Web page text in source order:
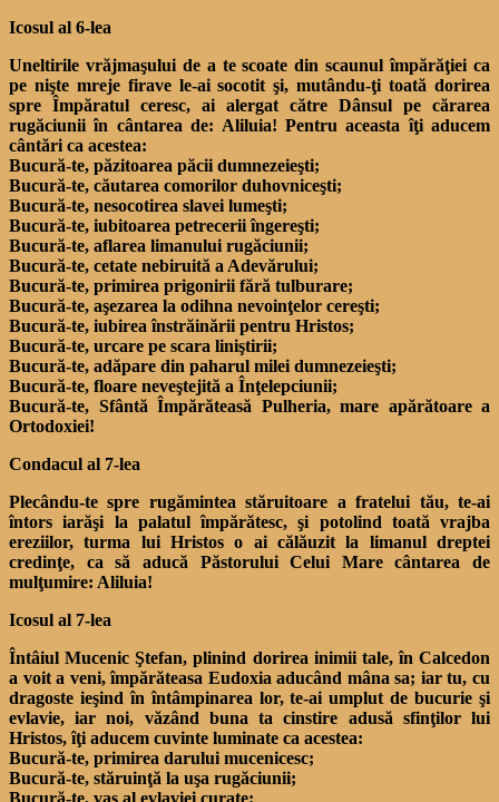
Icosul al 6-lea
Uneltirile vrăjmaşului de a te scoate din scaunul împărăţiei ca
pe nişte mreje firave le-ai socotit şi, mutându-ţi toată dorirea
spre Împăratul ceresc, ai alergat către Dânsul pe cărarea
rugăciunii în cântarea de: Aliluia! Pentru aceasta îţi aducem
cântări ca acestea:
Bucură-te, păzitoarea păcii dumnezeieşti;
Bucură-te, căutarea comorilor duhovniceşti;
Bucură-te, nesocotirea slavei lumeşti;
Bucură-te, iubitoarea petrecerii îngereşti;
Bucură-te, aflarea limanului rugăciunii;
Bucură-te, cetate nebiruită a Adevărului;
Bucură-te, primirea prigonirii fără tulburare;
Bucură-te, aşezarea la odihna nevoinţelor cereşti;
Bucură-te, iubirea înstrăinării pentru Hristos;
Bucură-te, urcare pe scara liniştirii;
Bucură-te, adăpare din paharul milei dumnezeieşti;
Bucură-te, floare neveştejită a Înţelepciunii;
Bucură-te, Sfântă Împărăteasă Pulheria, mare apărătoare a
Ortodoxiei!
Condacul al 7-lea
Plecându-te spre rugămintea stăruitoare a fratelui tău, te-ai
întors iarăşi la palatul împărătesc, şi potolind toată vrajba
ereziilor, turma lui Hristos o ai călăuzit la limanul dreptei
credinţe, ca să aducă Păstorului Celui Mare cântarea de
mulţumire: Aliluia!
Icosul al 7-lea
Întâiul Mucenic Ştefan, plinind dorirea inimii tale, în Calcedon
a voit a veni, împărăteasa Eudoxia aducând mâna sa; iar tu, cu
dragoste ieşind în întâmpinarea lor, te-ai umplut de bucurie şi
evlavie, iar noi, văzând buna ta cinstire adusă sfinţilor lui
Hristos, îţi aducem cuvinte luminate ca acestea:
Bucură-te, primirea darului mucenicesc;
Bucură-te, stăruinţă la uşa rugăciunii;
Bucură-te, vas al evlaviei curate;